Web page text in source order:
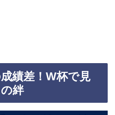
績差！W杯で見
絆